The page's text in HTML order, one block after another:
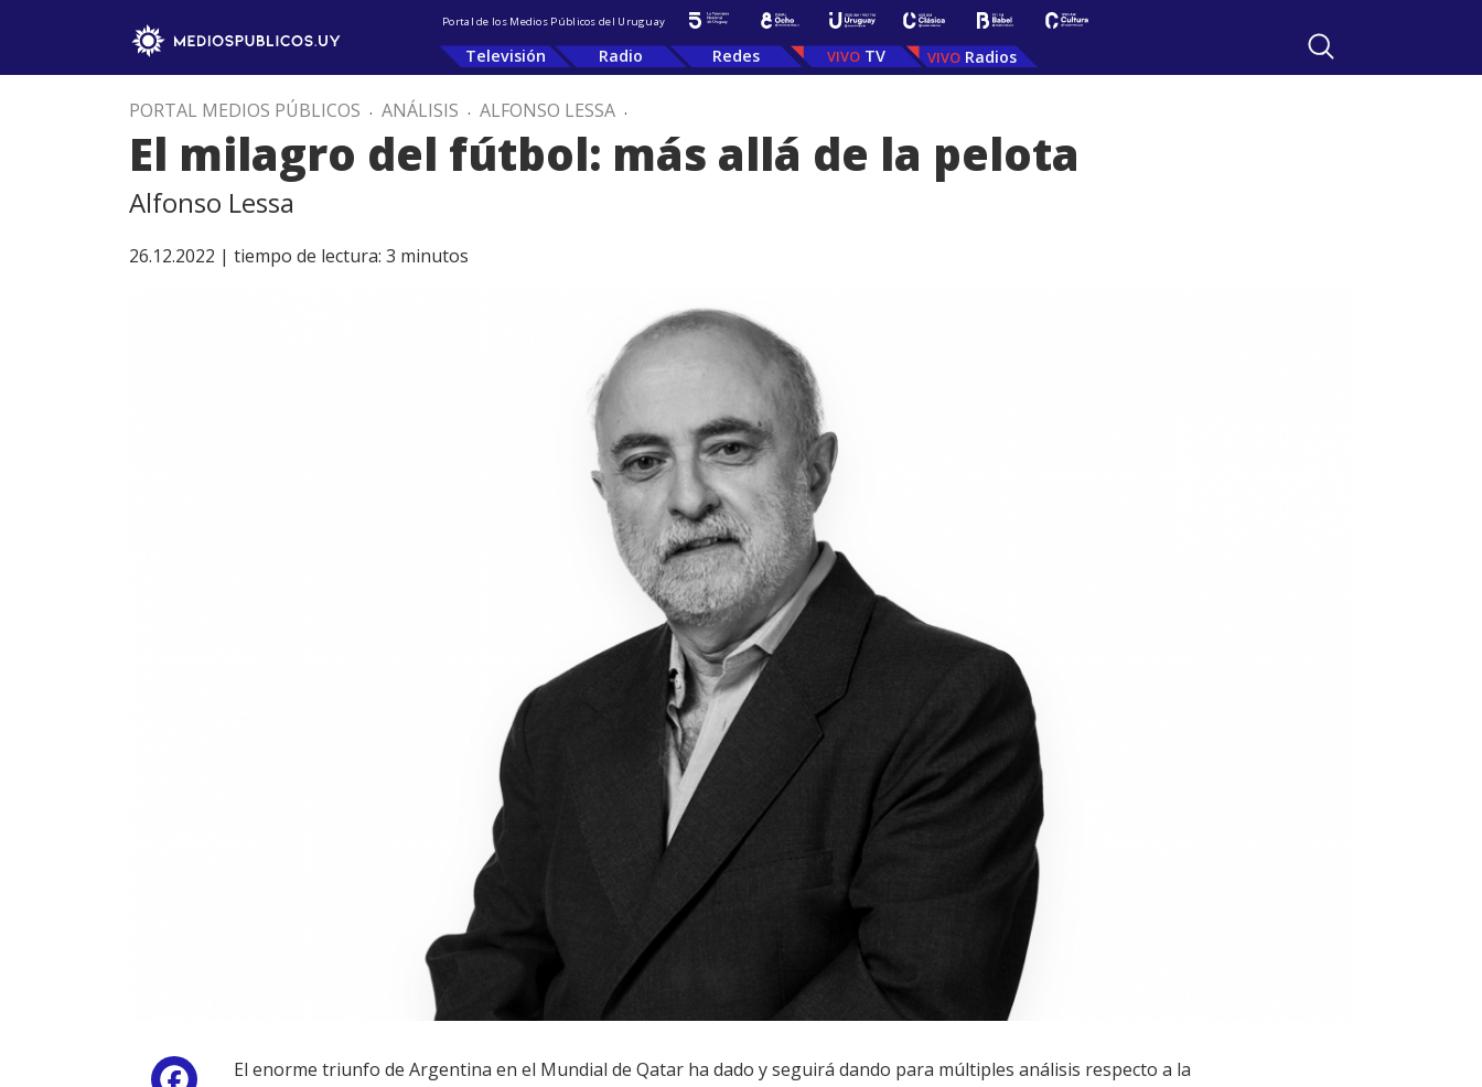
Portal de los Medios Públicos del Uruguay
Televisión Radio Redes TV Radios
PORTAL MEDIOS PÚBLICOS . ANÁLISIS . ALFONSO LESSA .
El milagro del fútbol: más allá de la pelota
Alfonso Lessa
26.12.2022 | tiempo de lectura: 3 minutos
El enorme triunfo de Argentina en el Mundial de Qatar ha dado y seguirá dando para múltiples análisis respecto a la